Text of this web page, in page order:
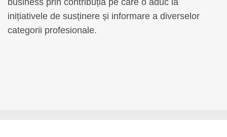
inițiativele de susținere și informare a diverselor
categorii profesionale.